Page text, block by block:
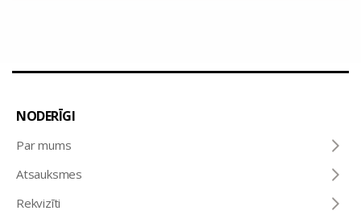
NODERĪGI
Par mums
Atsauksmes
Rekvizīti